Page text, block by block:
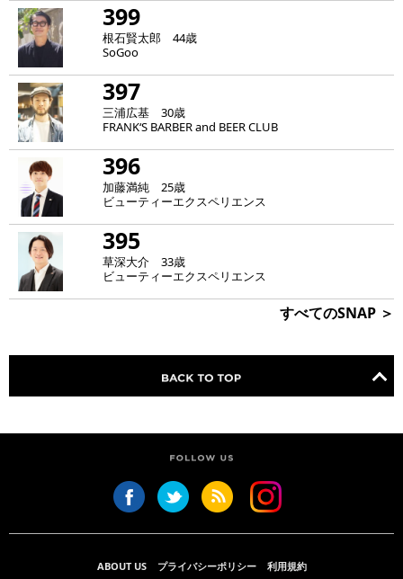
399
根石賢太郎 44歳
SoGoo
397
三浦広基 30歳
FRANK‘S BARBER and BEER CLUB
396
加藤満純 25歳
ビューティーエクスペリエンス
395
草深大介 33歳
ビューティーエクスペリエンス
すべてのSNAP ＞
ABOUT US プライバシーポリシー 利用規約